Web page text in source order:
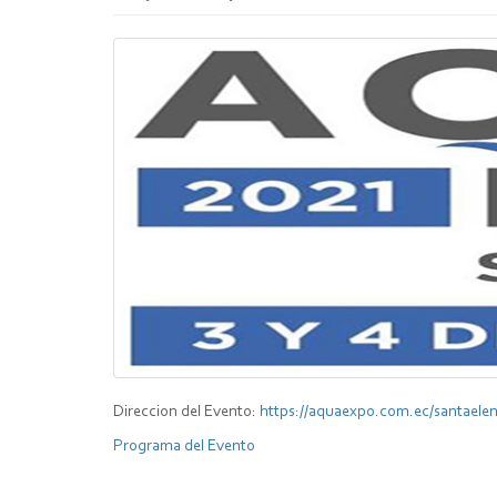
Direccion del Evento: https://aquaexpo.com.ec/
Programa del Evento